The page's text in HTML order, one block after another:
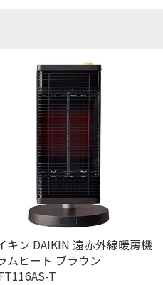
キン DAIKIN 遠赤外線暖房機
ムヒート ブラウン
T
条件で絞り込む
検索します。